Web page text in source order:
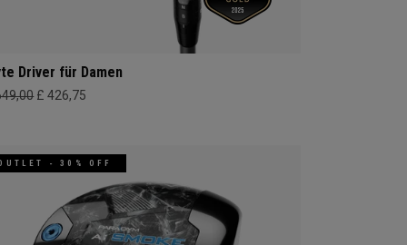
Driver für Damen
£ 426,75
- 30% OFF